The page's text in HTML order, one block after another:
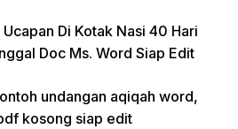
Di Kotak Nasi 40 Hari
Doc Ms. Word Siap Edit
undangan aqiqah word,
kosong siap edit